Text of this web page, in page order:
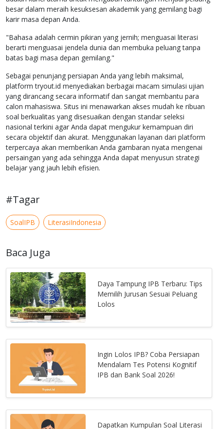
besar dalam meraih kesuksesan akademik yang gemilang bagi
karir masa depan Anda.
"Bahasa adalah cermin pikiran yang jernih; menguasai literasi
berarti menguasai jendela dunia dan membuka peluang tanpa
batas bagi masa depan gemilang."
Sebagai penunjang persiapan Anda yang lebih maksimal,
platform tryout.id menyediakan berbagai macam simulasi ujian
yang dirancang secara informatif dan sangat membantu para
calon mahasiswa. Situs ini menawarkan akses mudah ke ribuan
soal berkualitas yang disesuaikan dengan standar seleksi
nasional terkini agar Anda dapat mengukur kemampuan diri
secara objektif dan akurat. Menggunakan layanan dari platform
terpercaya akan memberikan Anda gambaran nyata mengenai
persaingan yang ada sehingga Anda dapat menyusun strategi
belajar yang jauh lebih efisien.
#Tagar
SoalIPB LiterasiIndonesia
Baca Juga
Daya Tampung IPB Terbaru: Tips
Memilih Jurusan Sesuai Peluang
Lolos
Ingin Lolos IPB? Coba Persiapan
Mendalam Tes Potensi Kognitif
IPB dan Bank Soal 2026!
Dapatkan Kumpulan Soal Literasi